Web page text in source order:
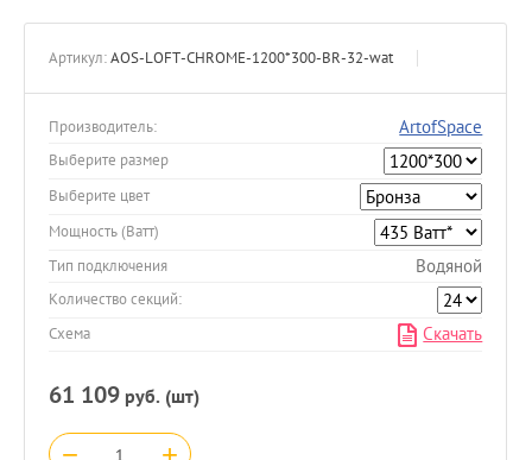
Артикул:AOS-LOFT-CHROME-1200*300-BR-32-wat
Производитель: ArtofSpace
Выберите размер
Выберите цвет
Мощность (Ватт)
Тип подключения
Водяной
Количество секций:
Схема
Скачать
61 109 руб. (шт)